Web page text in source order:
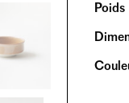
Poids